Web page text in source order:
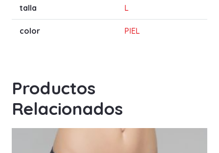
talla L
color PIEL
Productos
Relacionados